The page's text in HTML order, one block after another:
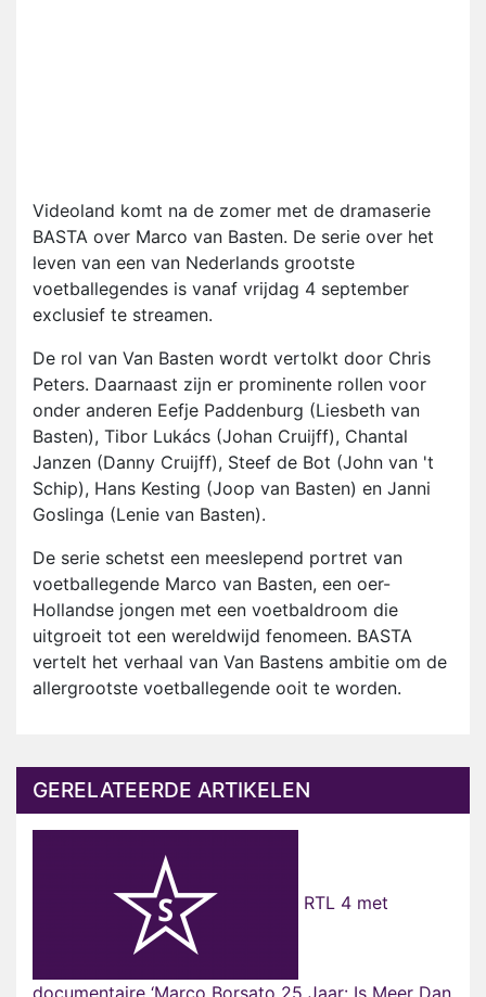
Videoland komt na de zomer met de dramaserie
BASTA over Marco van Basten. De serie over het
leven van een van Nederlands grootste
voetballegendes is vanaf vrijdag 4 september
exclusief te streamen.
De rol van Van Basten wordt vertolkt door Chris
Peters. Daarnaast zijn er prominente rollen voor
onder anderen Eefje Paddenburg (Liesbeth van
Basten), Tibor Lukács (Johan Cruijff), Chantal
Janzen (Danny Cruijff), Steef de Bot (John van 't
Schip), Hans Kesting (Joop van Basten) en Janni
Goslinga (Lenie van Basten).
De serie schetst een meeslepend portret van
voetballegende Marco van Basten, een oer-
Hollandse jongen met een voetbaldroom die
uitgroeit tot een wereldwijd fenomeen. BASTA
vertelt het verhaal van Van Bastens ambitie om de
allergrootste voetballegende ooit te worden.
GERELATEERDE ARTIKELEN
RTL 4 met